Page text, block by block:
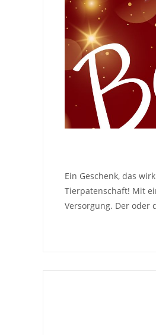
Ein Geschenk, das
Tierpatenschaft! Mit
Versorgung. Der oder